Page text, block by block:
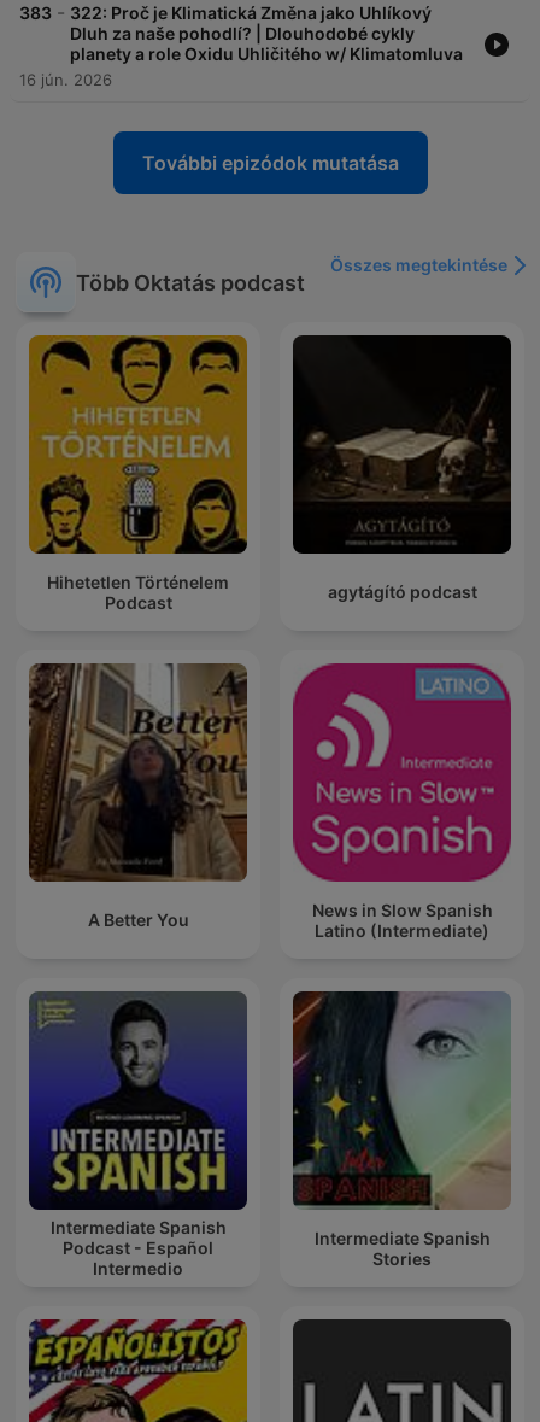
383 - 322: Proč je Klimatická Změna jako Uhlíkový
Dluh za naše pohodlí? | Dlouhodobé cykly
planety a role Oxidu Uhličitého w/ Klimatomluva
16 jún. 2026
További epizódok mutatása
Több Oktatás podcast
Összes megtekintése
Hihetetlen Történelem
Podcast
agytágító podcast
A Better You
News in Slow Spanish
Latino (Intermediate)
Intermediate Spanish
Podcast - Español
Intermedio
Intermediate Spanish
Stories